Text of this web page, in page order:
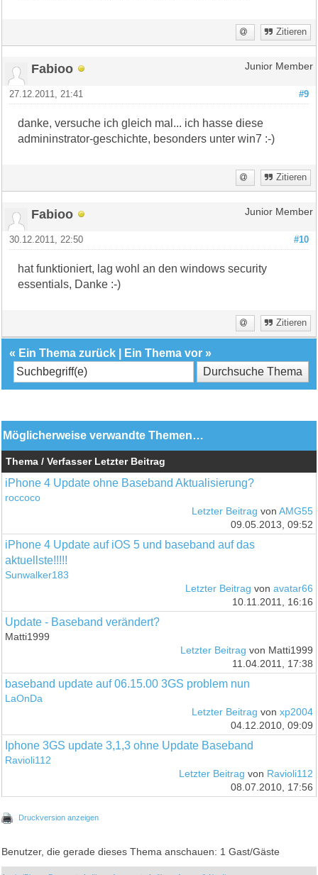
Zitieren
Fabioo Junior Member
#9
27.12.2011, 21:41
danke, versuche ich gleich mal... ich hasse diese
admininstrator-geschichte, besonders unter win7 :-)
Zitieren
Fabioo Junior Member
#10
30.12.2011, 22:50
hat funktioniert, lag wohl an den windows security
essentials, Danke :-)
Zitieren
« Ein Thema zurück Ein Thema vor »
Möglicherweise verwandte Themen…
Thema / Verfasser Letzter Beitrag
iPhone 4 Update ohne Baseband Aktualisierung?
roccoco
Letzter Beitrag von AMG55
09.05.2013, 09:52
iPhone 4 Update auf iOS 5 und baseband auf das
aktuellste!!!!!
Sunwalker183
Letzter Beitrag von avatar66
10.11.2011, 16:16
Update - Baseband verändert?
Matti1999
Letzter Beitrag von Matti1999
11.04.2011, 17:38
baseband update auf 06.15.00 3GS problem nun
LaOnDa
Letzter Beitrag von xp2004
04.12.2010, 09:09
Iphone 3GS update 3,1,3 ohne Update Baseband
Ravioli112
Letzter Beitrag von Ravioli112
08.07.2010, 17:56
Druckversion anzeigen
Benutzer, die gerade dieses Thema anschauen: 1 Gast/Gäste